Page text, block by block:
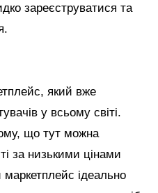
зареєструватися та
який вже
у всьому світі.
що тут можна
за низькими цінами
ідеально